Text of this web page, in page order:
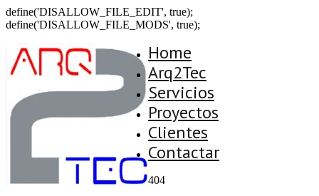
define('DISALLOW_FILE_EDIT', true);
define('DISALLOW_FILE_MODS', true);
Home
Arq2Tec
Servicios
Proyectos
Clientes
Contactar
404